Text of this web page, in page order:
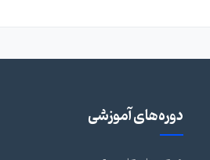
دوره‌های آموزشی